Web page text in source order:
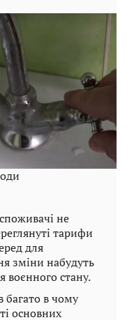
не
тарифи
для
зміни набудуть
воєнного стану.
багато в чому
основних